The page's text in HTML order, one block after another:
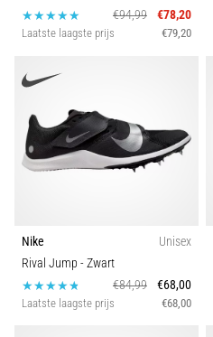
€94,99
€78,20
Laatste laagste prijs €79,20
Nike
Unisex
Rival Jump - Zwart
€84,99
€68,00
Laatste laagste prijs €68,00